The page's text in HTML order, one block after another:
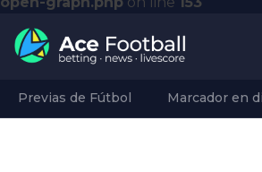
Previas de Fútbol Marcador en